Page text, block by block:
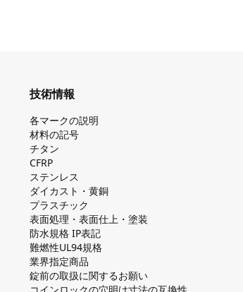
技術情報
各マークの説明
材料の記号
チタン
CFRP
ステンレス
ダイカスト・⻩銅
プラスチック
表面処理・表面仕上・塗装
防⽔規格 IP表記
難燃性UL94規格
業界指定商品
錠前の取扱に関するお願い